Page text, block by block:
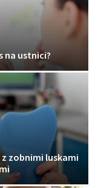
na ustnici?
zobnimi luskami